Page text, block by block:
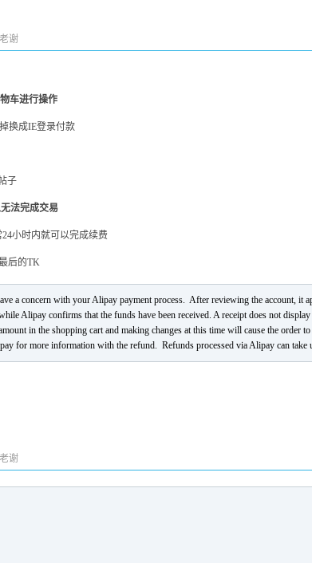
谢
车进行操作
换成IE登录付款
子
法完成交易
小时内就可以完成续费
后的TK
a concern with your Alipay payment process. After reviewing the account, it
Alipay confirms that the funds have been received. A receipt does not
in the shopping cart and making changes at this time will cause the order
for more information with the refund. Refunds processed via Alipay can
谢